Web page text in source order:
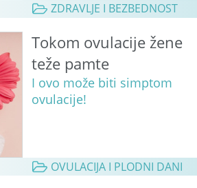
ZDRAVLJE I BEZBEDNOST
Tokom ovulacije žene
teže pamte
I ovo može biti simptom
ovulacije!
OVULACIJA I PLODNI DANI